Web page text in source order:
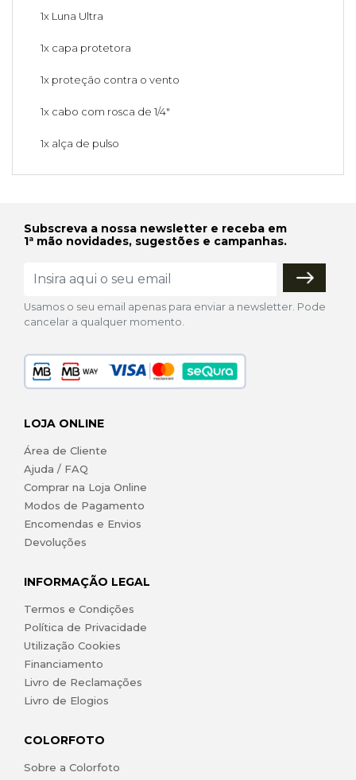
1x Luna Ultra
1x capa protetora
1x proteção contra o vento
1x cabo com rosca de 1/4"
1x alça de pulso
Subscreva a nossa newsletter e receba em
1ª mão novidades, sugestões e campanhas.
Usamos o seu email apenas para enviar a newsletter. Pode
cancelar a qualquer momento.
LOJA ONLINE
Área de Cliente
Ajuda / FAQ
Comprar na Loja Online
Modos de Pagamento
Encomendas e Envios
Devoluções
INFORMAÇÃO LEGAL
Termos e Condições
Política de Privacidade
Utilização Cookies
Financiamento
Livro de Reclamações
Livro de Elogios
COLORFOTO
Sobre a Colorfoto